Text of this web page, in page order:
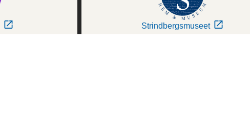
Strindbergsmuseet